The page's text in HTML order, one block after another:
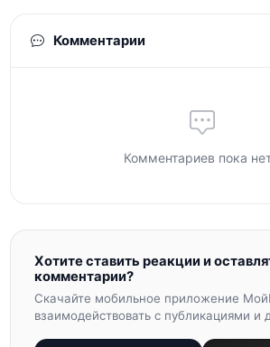
Комментарии
Комментариев пока
Хотите ставить реакции и
комментарии?
Скачайте мобильное приложение
взаимодействовать с публикациями и